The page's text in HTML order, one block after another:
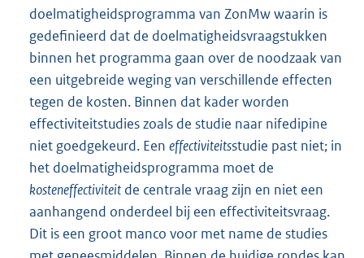
doelmatigheidsprogramma van ZonMw waarin is
gedefinieerd dat de doelmatigheidsvraagstukken
binnen het programma gaan over de noodzaak van
een uitgebreide weging van verschillende effecten
tegen de kosten. Binnen dat kader worden
effectiviteitstudies zoals de studie naar nifedipine
niet goedgekeurd. Een effectiviteitsstudie past niet; in
het doelmatigheidsprogramma moet de
kosteneffectiviteit de centrale vraag zijn en niet een
aanhangend onderdeel bij een effectiviteitsvraag.
Dit is een groot manco voor met name de studies